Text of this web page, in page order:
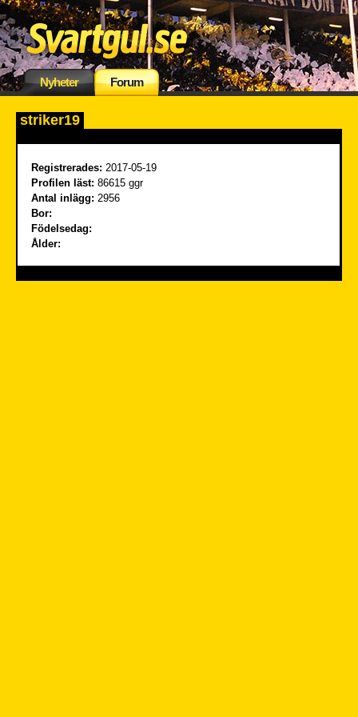
Nyheter Forum
striker19
Registrerades: 2017-05-19
Profilen läst: 86615 ggr
Antal inlägg: 2956
Bor:
Födelsedag:
Ålder: